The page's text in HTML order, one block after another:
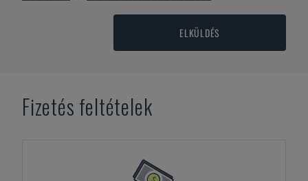
ELKÜLDÉS
Fizetés feltételek